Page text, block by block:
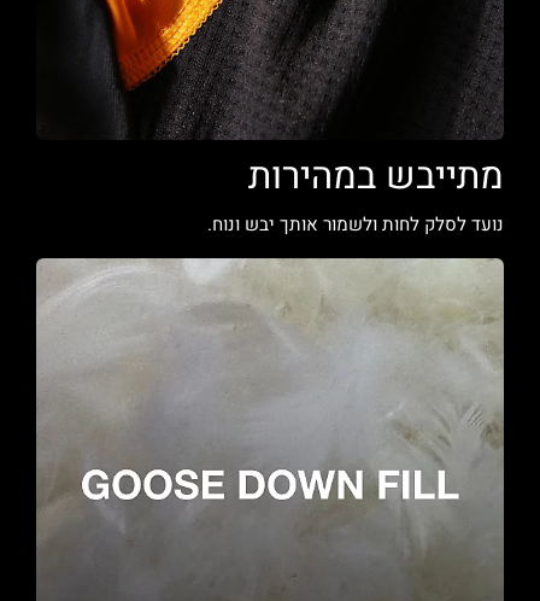
מתייבש במהירות
נועד לסלק לחות ולשמור אותך יבש ונוח.